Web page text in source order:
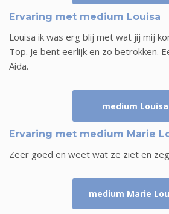
Ervaring met medium Louisa
Louisa ik was erg blij met wat jij mij
Top. Je bent eerlijk en zo betrokken.
Aida.
medium Louisa
Ervaring met medium Marie
Zeer goed en weet wat ze ziet en
medium Marie